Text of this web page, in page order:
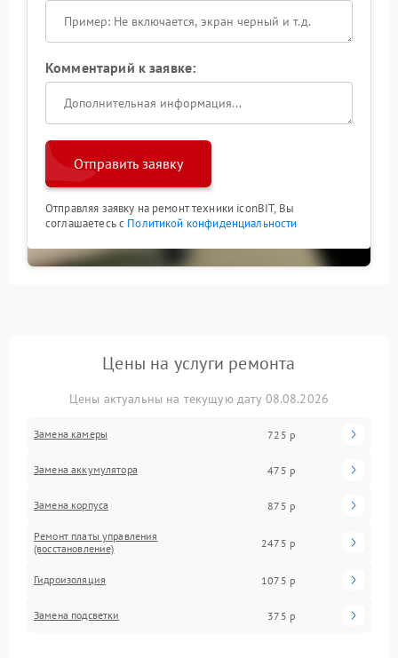
Комментарий к заявке:
Отправить заявку
Отправляя заявку на ремонт техники iconBIT, Вы
соглашаетесь с Политикой конфиденциальности
Цены на услуги ремонта
Цены актуальны на текущую дату 08.08.2026
Замена камеры 725 р
Замена аккумулятора 475 р
Замена корпуса 875 р
Ремонт платы управления
(восстановление)
2475 р
Гидроизоляция 1075 р
Замена подсветки 375 р